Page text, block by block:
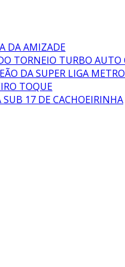
DA AMIZADE
TORNEIO TURBO AUTO
DA SUPER LIGA
TOQUE
17 DE CACHOEIRINHA